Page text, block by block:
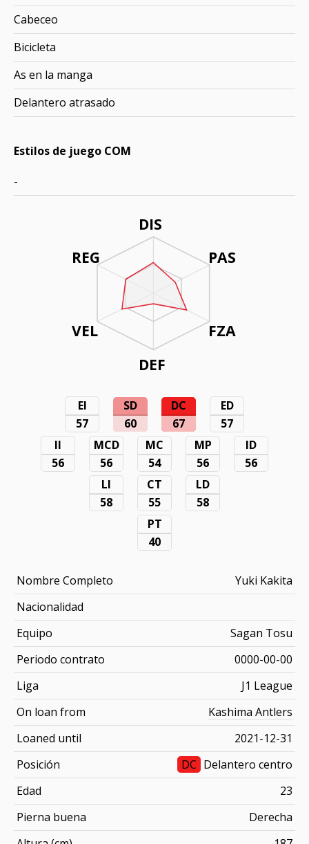
DIS
PAS
FZA
DEF
REG
VEL
EI
57
SD
60
DC
67
ED
57
II
56
MCD
56
MC
54
MP
56
ID
56
LI
58
CT
55
LD
58
PT
40
Nombre Completo
Yuki Kakita
Nacionalidad
Equipo
Sagan Tosu
Periodo contrato
0000-00-00
Liga
J1 League
On loan from
Kashima Antlers
Loaned until
2021-12-31
Posición
DC Delantero centro
Edad
23
Pierna buena
Derecha
Cabeceo
Bicicleta
As en la manga
Delantero atrasado
Estilos de juego COM
-